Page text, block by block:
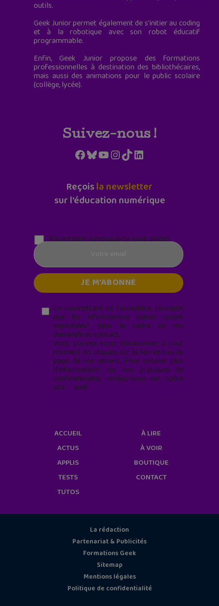
outils.
Geek Junior permet également de s'initier au coding
et à la robotique avec son robot éducatif
programmable.
Enfin, Geek Junior propose des formations
professionnelles à destination des bibliothécaires,
mais aussi des animations pour le public scolaire
(collège, lycée).
Suivez-nous !
Facebook
Bluesky
YouTube
Instagram
TikTokLinkedIn
Reçoisla newsletter
sur l'éducation numérique
Parentalité numérique (le lundi matin)
En soumettant ce formulaire, j’accepte
que les informations saisies soient
exploitées* dans le cadre de ma
demande de contact.
Vous pouvez vous désabonner à tout
moment en cliquant sur le lien en bas de
page de nos emails. Pour obtenir plus
d'informations sur nos pratiques de
confidentialité, rendez-vous sur notre
site web
ACCUEIL
ACTUS
APPLIS
TESTS
TUTOS
À LIRE
À VOIR
BOUTIQUE
CONTACT
La rédaction
Partenariat & Publicités
Formations Geek
Sitemap
Mentions légales
Politique de confidentialité